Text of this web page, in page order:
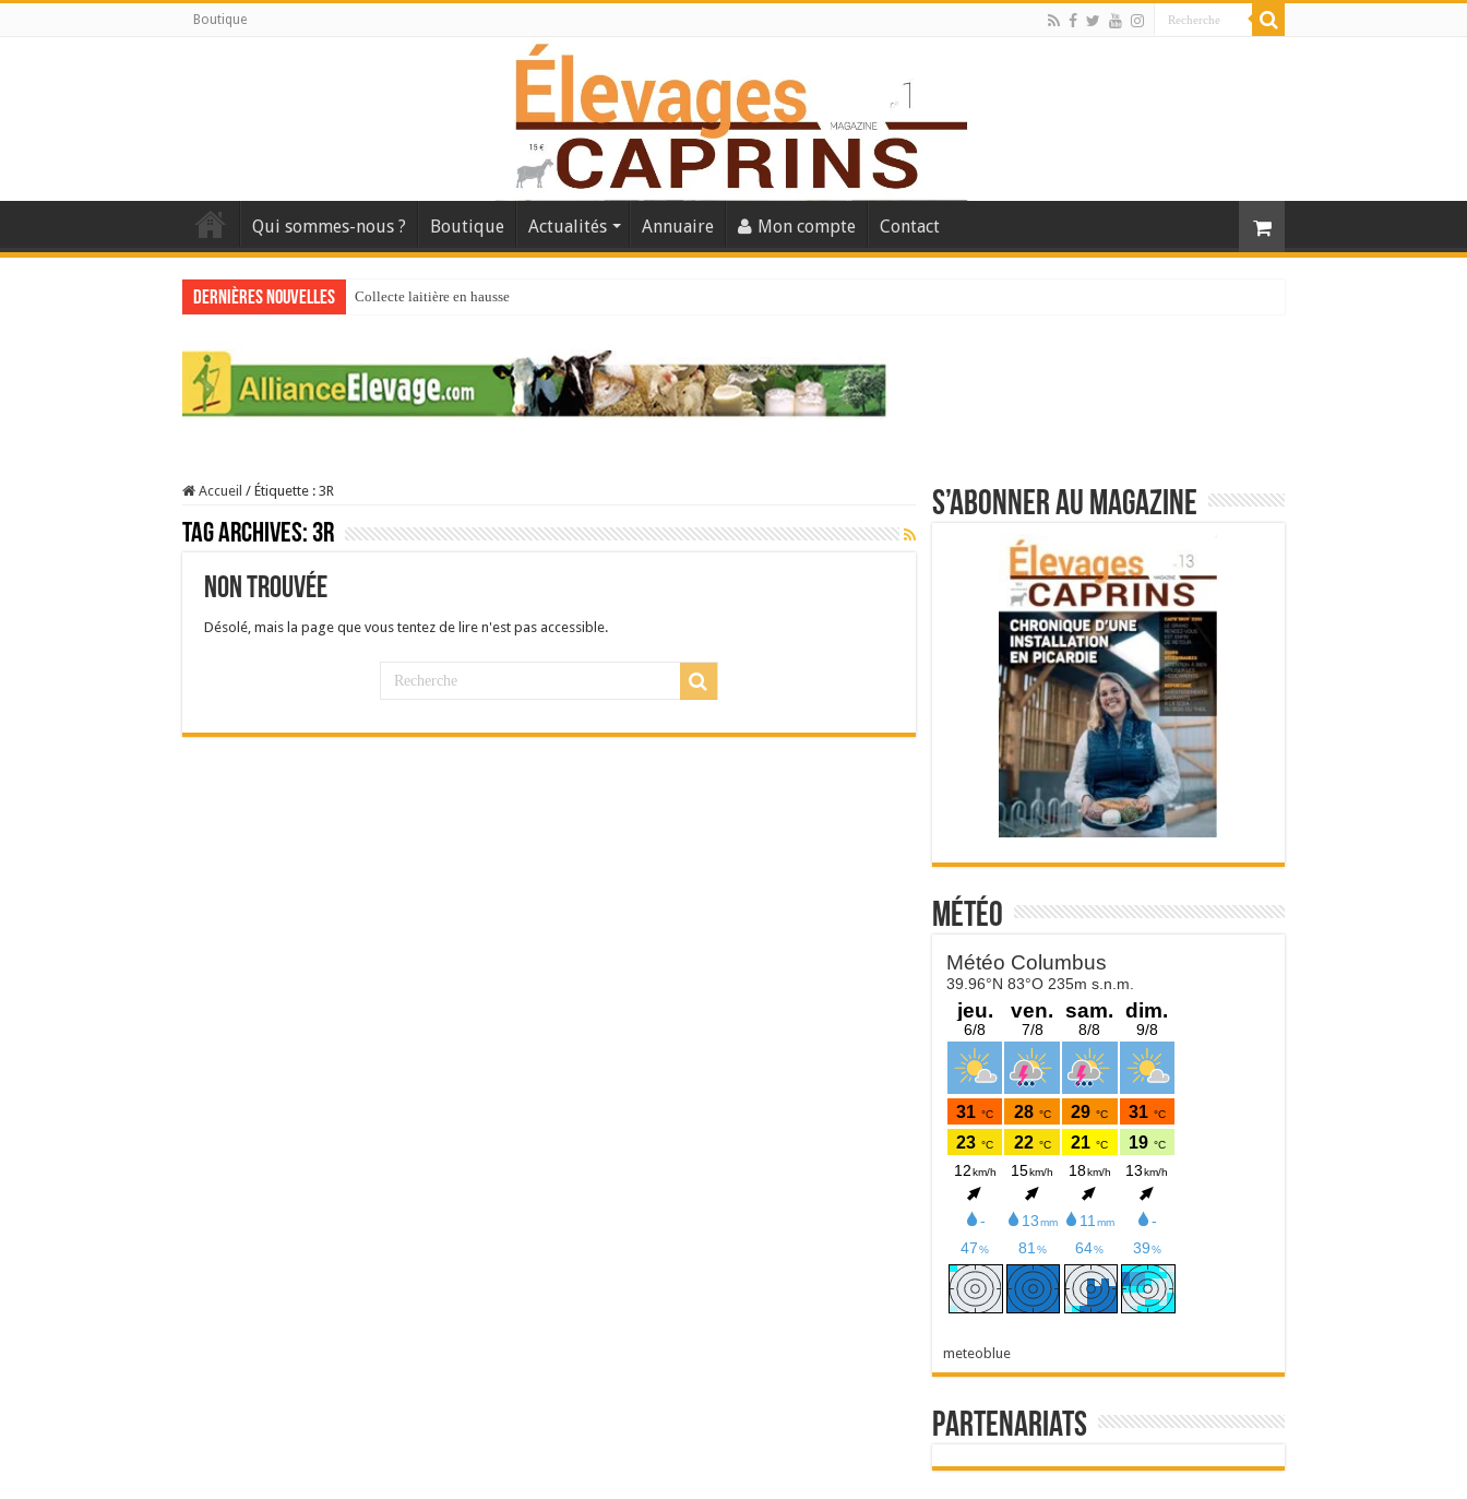
Boutique
Qui sommes-nous ? Boutique Actualités Annuaire Mon compte Contact
Dernières nouvelles Collecte laitière en hausse
40 ans du Space : une présentation caprine quotidienne
Les chèvres et le stress thermique
Accueil / Étiquette : 3R
Tag Archives:3R
Non trouvée
Désolé, mais la page que vous tentez de lire n'est pas accessible.
S’abonner au magazine
Météo
meteoblue
Partenariats